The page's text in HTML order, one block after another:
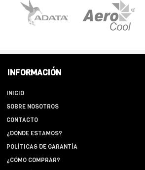
INFORMACIÓN
INICIO
SOBRE NOSOTROS
CONTACTO
¿DÓNDE ESTAMOS?
POLÍTICAS DE GARANTÍA
¿CÓMO COMPRAR?